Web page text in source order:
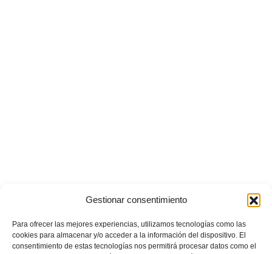
Gestionar consentimiento
Para ofrecer las mejores experiencias, utilizamos tecnologías como las
cookies para almacenar y/o acceder a la información del dispositivo. El
consentimiento de estas tecnologías nos permitirá procesar datos como el